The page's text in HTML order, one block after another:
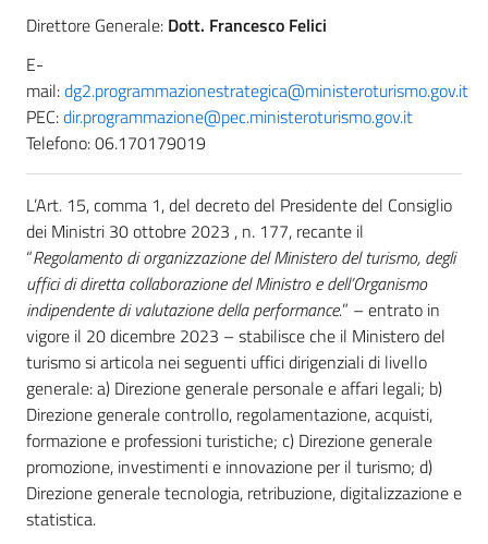
Direttore Generale: Dott. Francesco Felici
E-
mail:dg2.programmazionestrategica@ministeroturismo.gov.it
PEC:dir.programmazione@pec.ministeroturismo.gov.it
Telefono: 06.170179019
L’Art. 15, comma 1, del decreto del Presidente del Consiglio
dei Ministri 30 ottobre 2023 , n. 177, recante il
“Regolamento di organizzazione del Ministero del turismo, degli
uffici di diretta collaborazione del Ministro e dell’Organismo
indipendente di valutazione della performance.” – entrato in
vigore il 20 dicembre 2023 – stabilisce che il Ministero del
turismo si articola nei seguenti uffici dirigenziali di livello
generale: a) Direzione generale personale e affari legali; b)
Direzione generale controllo, regolamentazione, acquisti,
formazione e professioni turistiche; c) Direzione generale
promozione, investimenti e innovazione per il turismo; d)
Direzione generale tecnologia, retribuzione, digitalizzazione e
statistica.